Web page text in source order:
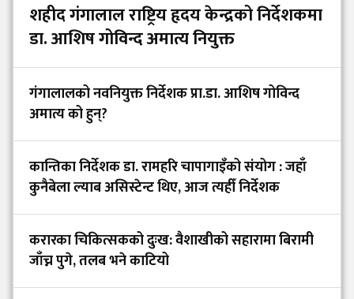
शहीद गंगालाल राष्ट्रिय हृदय केन्द्रको निर्देशकमा
डा. आशिष गोविन्द अमात्य नियुक्त
गंगालालको नवनियुक्त निर्देशक प्रा.डा. आशिष गोविन्द
अमात्य को हुन्?
कान्तिका निर्देशक डा. रामहरि चापागाइँको संयोग : जहाँ
कुनैबेला ल्याब असिस्टेन्ट थिए, आज त्यहीँ निर्देशक
करारका चिकित्सकको दुःख: वैशाखीको सहारामा बिरामी
जाँच्न पुगे, तलब भने काटियो